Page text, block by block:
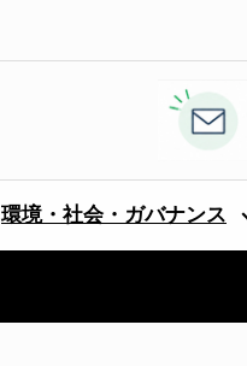
環境・社会・ガバナンス